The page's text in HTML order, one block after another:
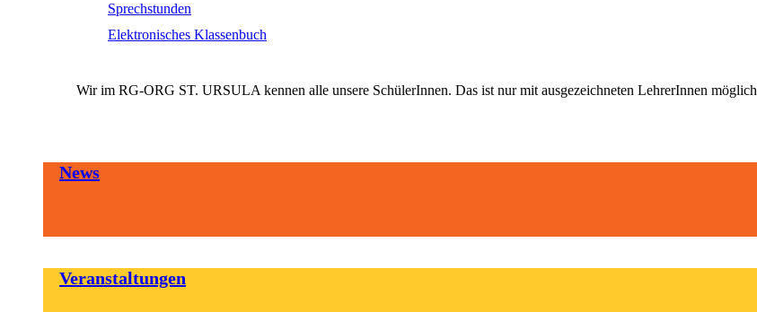
Sprechstunden
Elektronisches Klassenbuch
Wir im RG-ORG ST. URSULA kennen alle unsere SchülerInnen. Das ist nur mit ausgezeichneten LehrerInnen möglich
News
Veranstaltungen